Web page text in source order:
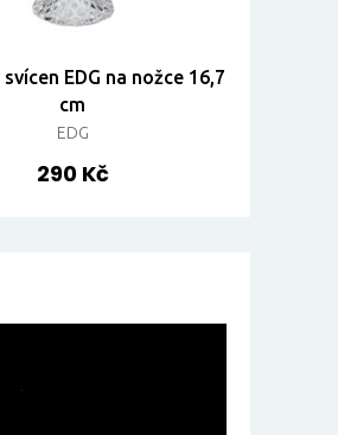
EDG na nožce 16,7
cm
EDG
290 Kč